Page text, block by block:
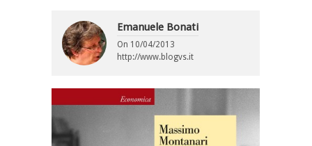
Emanuele Bonati
On 10/04/2013
http://www.blogvs.it